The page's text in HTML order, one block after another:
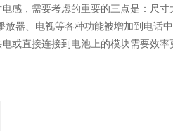
，需要考虑的重要的三点是：尺寸
器、电视等各种功能被增加到电话
或直接连接到电池上的模块需要效